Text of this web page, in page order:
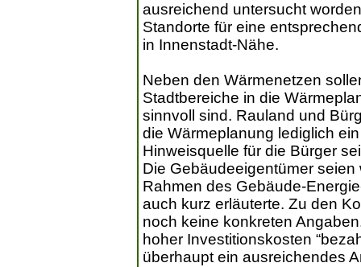
ausreichend untersucht
Standorte für eine
in Innenstadt-Nähe.
Neben den Wärmenetzen
Stadtbereiche in die
sinnvoll sind. Rauland und
die Wärmeplanung lediglich
Hinweisquelle für die Bürger
Die Gebäudeeigentümer
Rahmen des Gebäude-
auch kurz erläuterte. Zu den
noch keine konkreten
hoher Investitionskosten
überhaupt ein ausreichendes